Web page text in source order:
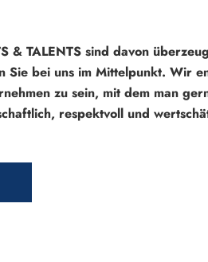
& TALENTS sind davon
Sie bei uns im Mittelpunkt. Wir
zu sein, mit dem man
respektvoll und